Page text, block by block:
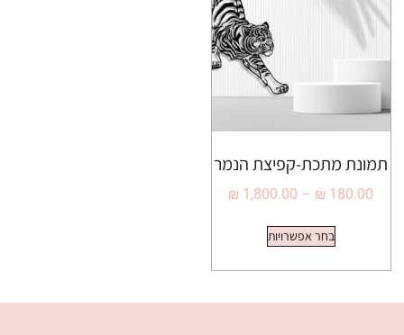
תמונת מתכת-קפיצת הנמר
₪ 180.00
–
₪ 1,800.00
בחר אפשרויות